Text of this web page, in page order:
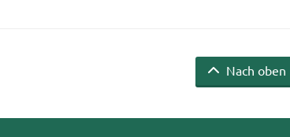
Nach oben